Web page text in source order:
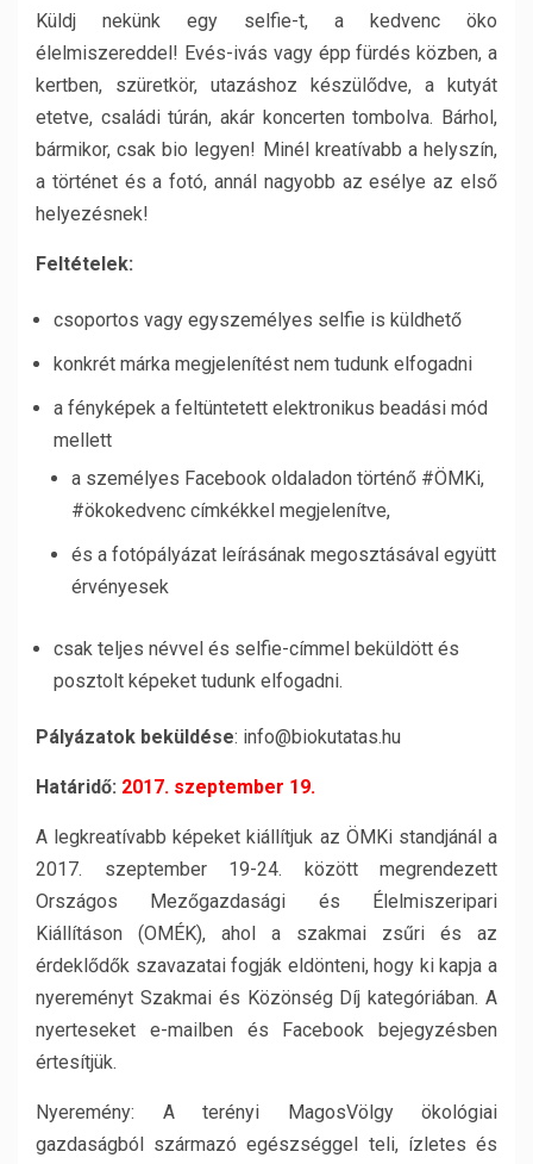
Küldj nekünk egy selfie-t, a kedvenc öko
élelmiszereddel! Evés-ivás vagy épp fürdés közben, a
kertben, szüretkör, utazáshoz készülődve, a kutyát
etetve, családi túrán, akár koncerten tombolva. Bárhol,
bármikor, csak bio legyen! Minél kreatívabb a helyszín,
a történet és a fotó, annál nagyobb az esélye az első
helyezésnek!
Feltételek:
csoportos vagy egyszemélyes selfie is küldhető
konkrét márka megjelenítést nem tudunk elfogadni
a fényképek a feltüntetett elektronikus beadási mód
mellett
a személyes Facebook oldaladon történő #ÖMKi,
#ökokedvenc címkékkel megjelenítve,
és a fotópályázat leírásának megosztásával együtt
érvényesek
csak teljes névvel és selfie-címmel beküldött és
posztolt képeket tudunk elfogadni.
Pályázatok beküldése: info@biokutatas.hu
Határidő: 2017. szeptember 19.
A legkreatívabb képeket kiállítjuk az ÖMKi standjánál a
2017. szeptember 19-24. között megrendezett
Országos Mezőgazdasági és Élelmiszeripari
Kiállításon (OMÉK), ahol a szakmai zsűri és az
érdeklődők szavazatai fogják eldönteni, hogy ki kapja a
nyereményt Szakmai és Közönség Díj kategóriában. A
nyerteseket e-mailben és Facebook bejegyzésben
értesítjük.
Nyeremény: A terényi MagosVölgy ökológiai
gazdaságból származó egészséggel teli, ízletes és